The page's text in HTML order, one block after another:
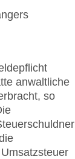
anwaltliche
so